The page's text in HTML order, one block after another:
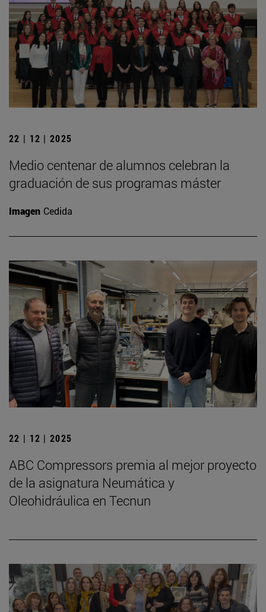
22 | 12 | 2025
Medio centenar de alumnos celebran la
graduación de sus programas máster
Imagen Cedida
22 | 12 | 2025
ABC Compressors premia al mejor proyecto
de la asignatura Neumática y
Oleohidráulica en Tecnun